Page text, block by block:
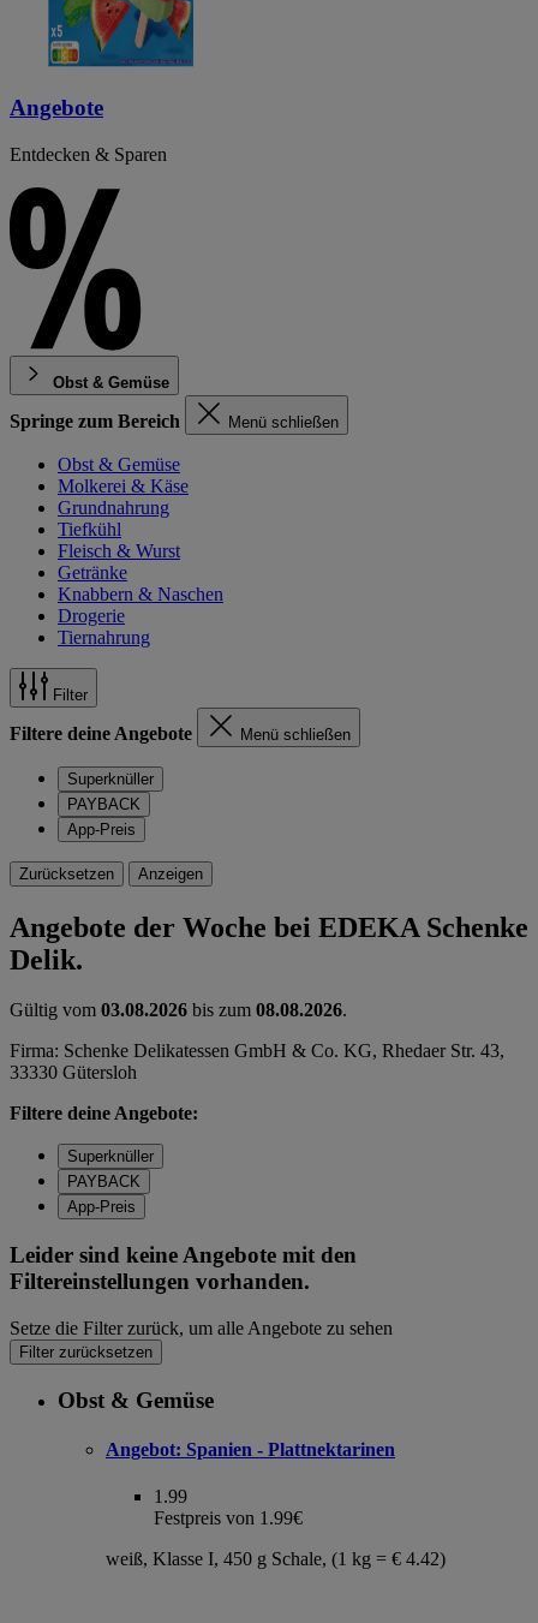
Angebote
Entdecken & Sparen
Obst & Gemüse
Springe zum Bereich Menü schließen
Obst & Gemüse
Molkerei & Käse
Grundnahrung
Tiefkühl
Fleisch & Wurst
Getränke
Knabbern & Naschen
Drogerie
Tiernahrung
Filter
Filtere deine Angebote Menü schließen
Superknüller
PAYBACK
App-Preis
Zurücksetzen Anzeigen
Angebote der Woche bei EDEKA Schenke
Delik.
Gültig vom 03.08.2026 bis zum 08.08.2026.
Firma: Schenke Delikatessen GmbH & Co. KG, Rhedaer Str. 43,
33330 Gütersloh
Filtere deine Angebote:
Superknüller
PAYBACK
App-Preis
Leider sind keine Angebote mit den
Filtereinstellungen vorhanden.
Setze die Filter zurück, um alle Angebote zu sehen
Filter zurücksetzen
Obst & Gemüse
Angebot: Spanien - Plattnektarinen
1.99
Festpreis von 1.99€
weiß, Klasse I, 450 g Schale, (1 kg = € 4.42)